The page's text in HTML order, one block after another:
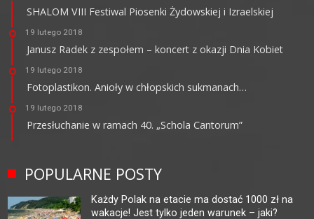
SHALOM VIII Festiwal Piosenki Żydowskiej i Izraelskiej
19 lutego 2018
Janusz Radek z zespołem – koncert z okazji Dnia Kobiet
19 lutego 2018
Fotoplastikon. Anioły w chłopskich sukmanach…
19 lutego 2018
Przesłuchanie w ramach 40. „Schola Cantorum”
POPULARNE POSTY
Każdy Polak na etacie ma dostać 1000 zł na
wakacje! Jest tylko jeden warunek – jaki?